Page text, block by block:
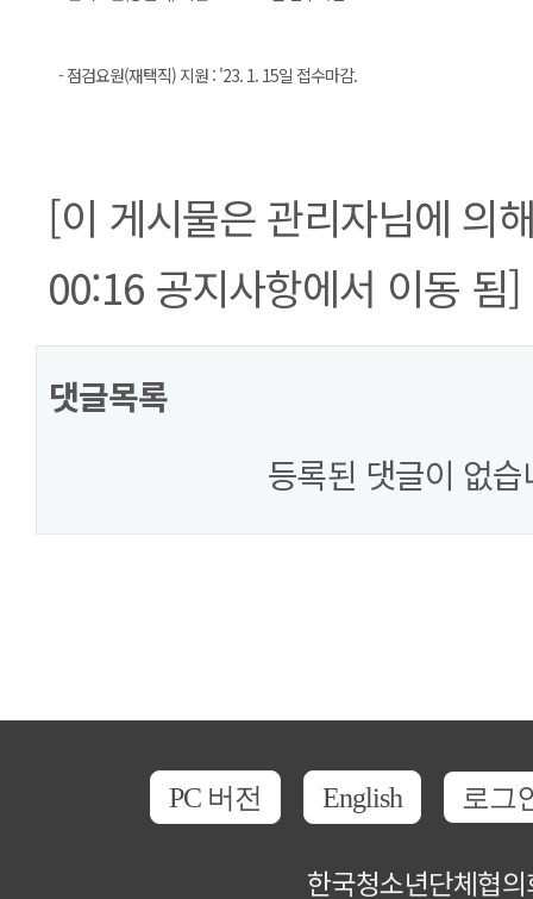
- 점검요원(재택직) 지원 : '23. 1. 15일 접수마감.
[이 게시물은 관리자님에 의
00:16 공지사항에서 이동 됨]
댓글목록
등록된 댓글이 없습
PC 버전 English 로그
한국청소년단체협